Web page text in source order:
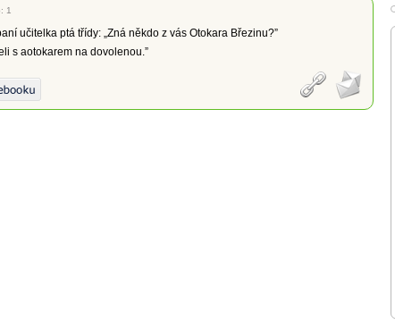
1
učitelka ptá třídy: „Zná někdo z vás Otokara Březinu?”
s aotokarem na dovolenou.”